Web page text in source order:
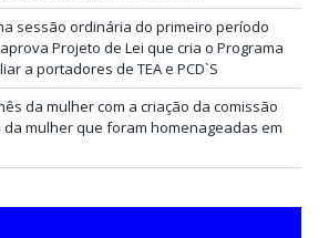
sessão ordinária do primeiro período
Projeto de Lei que cria o Programa
a portadores de TEA e PCD`S
da mulher com a criação da comissão
mulher que foram homenageadas em